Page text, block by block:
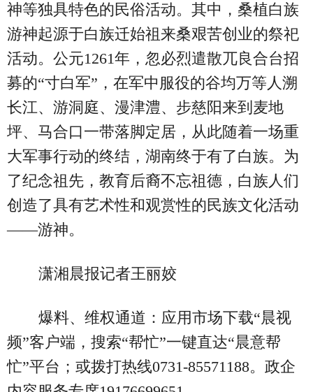
神等独具特色的民俗活动。其中，桑植白族
游神起源于白族迁始祖来桑艰苦创业的祭祀
活动。公元1261年，忽必烈遣散兀良合台招
募的“寸白军”，在军中服役的谷均万等人溯
长江、游洞庭、漫津澧、步慈阳来到麦地
坪、马合口一带落脚定居，从此随着一场重
大军事行动的终结，湖南终于有了白族。为
了纪念祖先，教育后裔不忘祖德，白族人们
创造了具有艺术性和观赏性的民族文化活动
——游神。
潇湘晨报记者王丽姣
爆料、维权通道：应用市场下载“晨视
频”客户端，搜索“帮忙”一键直达“晨意帮
忙”平台；或拨打热线0731-85571188。政企